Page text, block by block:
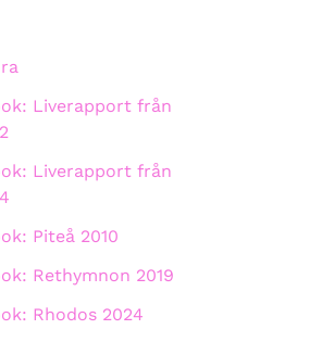
Liverapport från
Liverapport från
Piteå 2010
Rethymnon 2019
Rhodos 2024